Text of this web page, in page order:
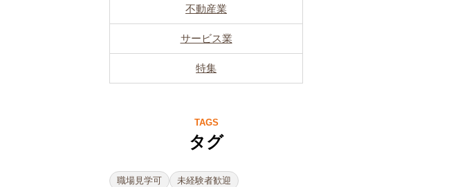
不動産業
サービス業
特集
TAGS
タグ
職場見学可
未経験者歓迎